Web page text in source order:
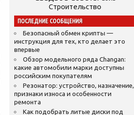
Строительство
ПОСЛЕДНИЕ СООБЩЕНИЯ
Безопасный обмен крипты —
инструкция для тех, кто делает это
впервые
Обзор модельного ряда Changan:
какие автомобили марки доступны
российским покупателям
Резонатор: устройство, назначение,
признаки износа и особенности
ремонта
Как подобрать литые диски под